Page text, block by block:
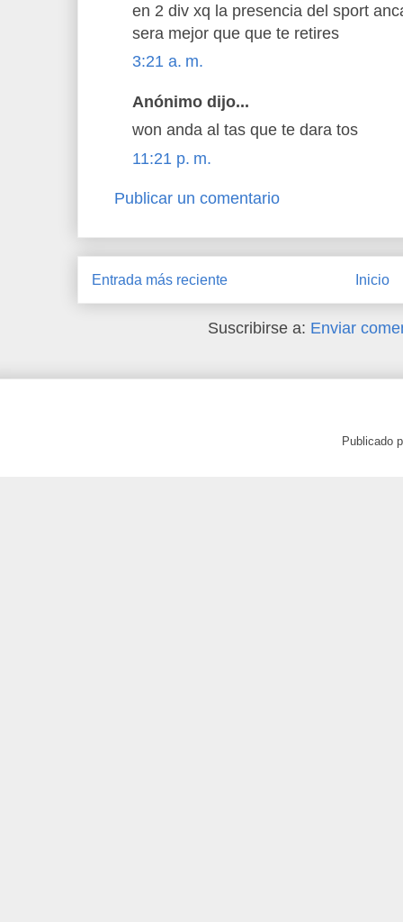
en 2 div xq la presencia del sport
sera mejor que que te retires
3:21 a. m.
Anónimo dijo...
won anda al tas que te dara tos
11:21 p. m.
Publicar un comentario
Entrada más reciente Inicio
Suscribirse a: Enviar
Publicado